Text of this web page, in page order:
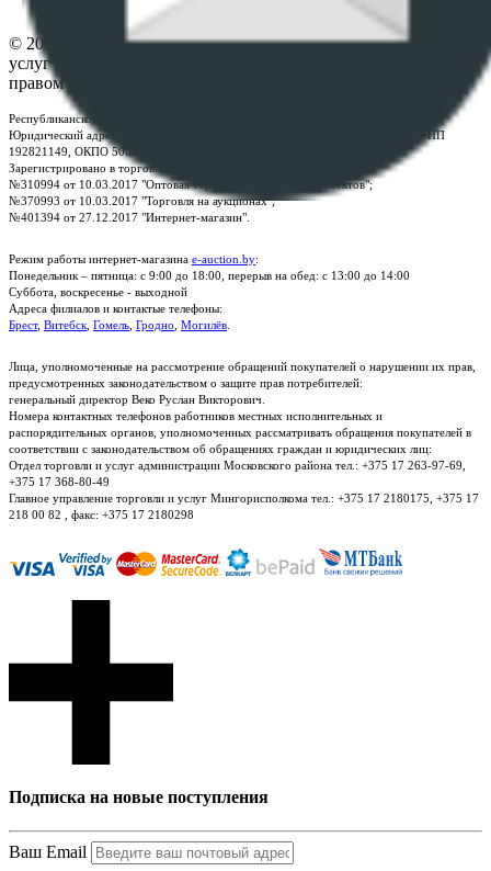
© 2026 Республиканское унитарное предприятие по оказанию
услуг "БелЮрОбеспечение" - Все права защищены авторским
правом
Республиканское унитарное предприятие по оказанию услуг "БелЮрОбеспечение"
Юридический адрес: г. Минск, пр-т. Дзержинского, 1Б, e-mail:
, УНП
192821149, ОКПО 500111895000
Зарегистрировано в торговом реестре Республики Беларусь:
№310994 от 10.03.2017 "Оптовая торговля без торговых объектов";
№370993 от 10.03.2017 "Торговля на аукционах";
№401394 от 27.12.2017 "Интернет-магазин".
Режим работы интернет-магазина e-auction.by:
Понедельник – пятница: с 9:00 до 18:00, перерыв на обед: с 13:00 до 14:00
Суббота, воскресенье - выходной
Адреса филиалов и контактые телефоны:
Брест, Витебск Гомель Гродно Могилёв
Лица, уполномоченные на рассмотрение обращений покупателей о нарушении их прав,
предусмотренных законодательством о защите прав потребителей:
генеральный директор Веко Руслан Викторович.
Номера контактных телефонов работников местных исполнительных и
распорядительных органов, уполномоченных рассматривать обращения покупателей в
соответствии с законодательством об обращениях граждан и юридических лиц:
Отдел торговли и услуг администрации Московского района тел.: +375 17 263-97-69,
+375 17 368-80-49
Главное управление торговли и услуг Мингорисполкома тел.: +375 17 2180175, +375 17
218 00 82 , факс: +375 17 2180298
Подписка на новые поступления
Ваш Email